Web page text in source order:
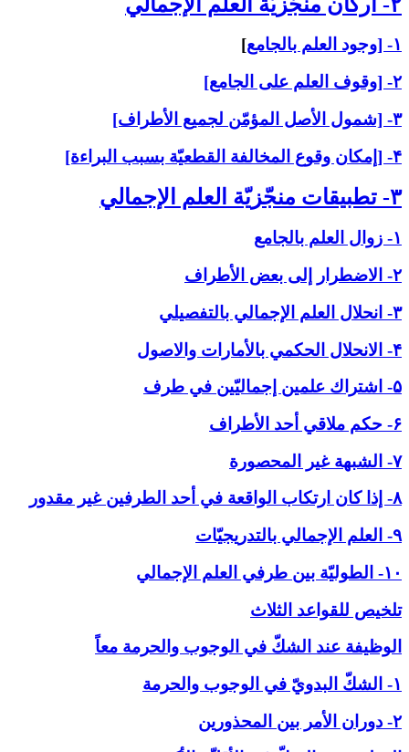
۱- [وجود العلم بالجامع
]
۲- [وقوف العلم على الجامع]
۳- [شمول الأصل المؤمّن لجميع الأطراف]
۴- [إمكان وقوع المخالفة القطعيّة بسبب البراءة]
۳- تطبيقات منجّزيّة العلم الإجمالي‏
۱- زوال العلم بالجامع
۲- الاضطرار إلى بعض الأطراف
۳- انحلال العلم الإجمالي بالتفصيلي
۴- الانحلال الحكمي بالأمارات والاصول
۵- اشتراك علمين إجماليّين في طرف
۶- حكم ملاقي أحد الأطراف
۷- الشبهة غير المحصورة
۸- إذا كان ارتكاب الواقعة في أحد الطرفين غير مقدور
۹- العلم الإجمالي بالتدريجيّات
۱۰- الطوليّة بين طرفي العلم الإجمالي
تلخيص للقواعد الثلاث
الوظيفة عند الشكّ في ‏الوجوب والحرمة معاً
۱- الشكّ البدويّ في الوجوب والحرمة
۲- دوران الأمر بين المحذورين